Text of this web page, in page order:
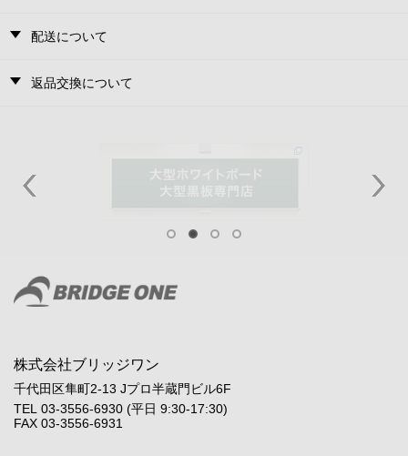
配送について
返品交換について
株式会社ブリッジワン
千代田区隼町2-13 Jプロ半蔵門ビル6F
TEL 03-3556-6930 (平日 9:30-17:30)
FAX 03-3556-6931